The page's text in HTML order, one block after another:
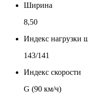
Ширина
8,50
Индекс нагрузки
143/141
Индекс скорости
G (90 км/ч)